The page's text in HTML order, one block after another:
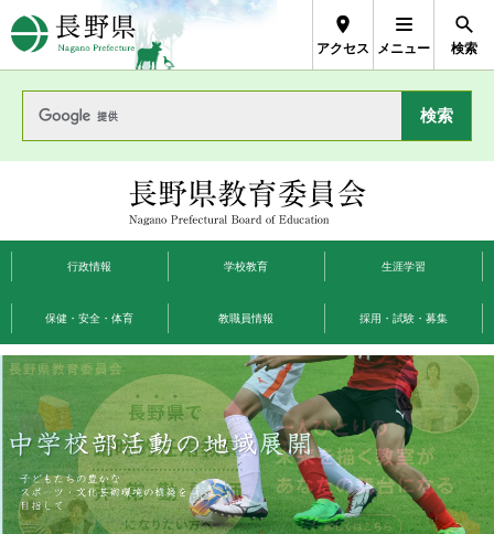
長野県Nagano Prefecture
アクセス メニュー 検索
長野県教育委員
会
行政情報 学校教育 生涯学習
保健・安全・体育 教職員情報 採用・試験・募集